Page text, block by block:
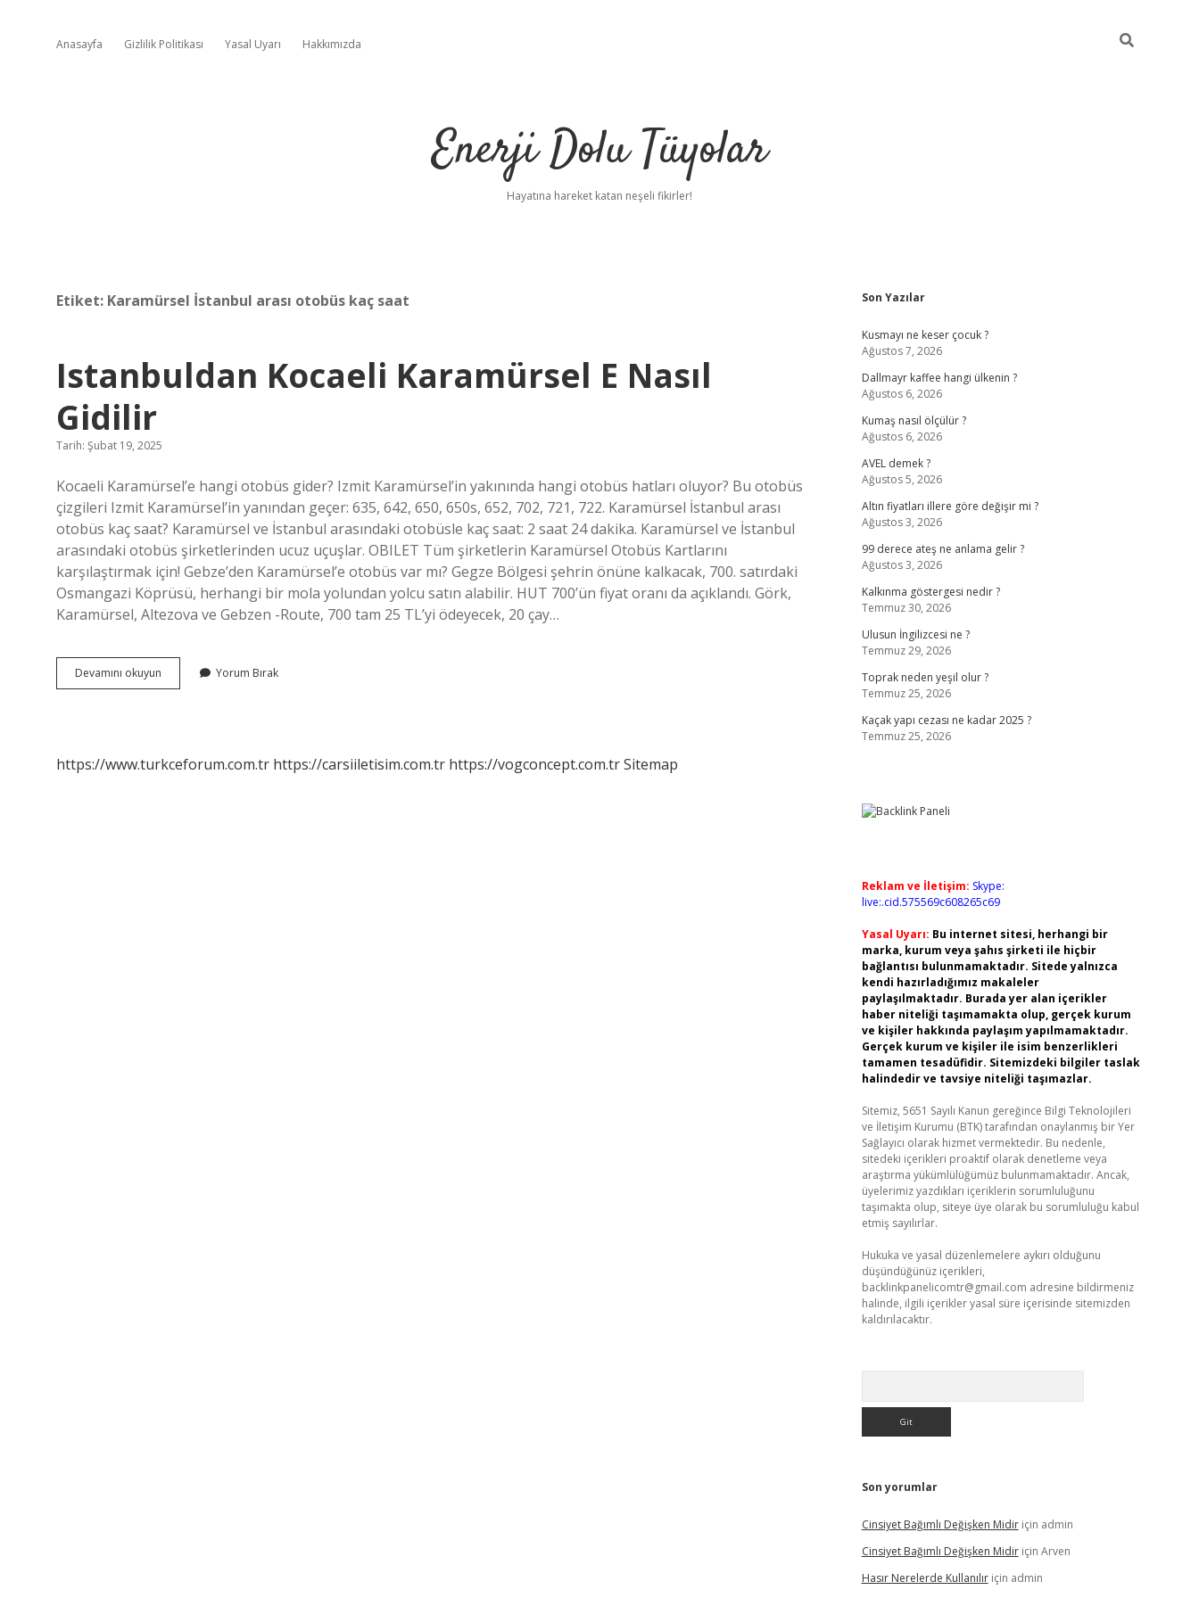
Anasayfa Gizlilik Politikası Yasal Uyarı Hakkımızda
Enerji Dolu Tüyolar
Hayatına hareket katan neşeli fikirler!
Etiket: Karamürsel İstanbul arası otobüs kaç saat
Istanbuldan Kocaeli Karamürsel E Nasıl
Gidilir
Tarih: Şubat 19, 2025
Kocaeli Karamürsel’e hangi otobüs gider? Izmit Karamürsel’in yakınında hangi otobüs hatları oluyor? Bu otobüs
çizgileri Izmit Karamürsel’in yanından geçer: 635, 642, 650, 650s, 652, 702, 721, 722. Karamürsel İstanbul arası
otobüs kaç saat? Karamürsel ve İstanbul arasındaki otobüsle kaç saat: 2 saat 24 dakika. Karamürsel ve İstanbul
arasındaki otobüs şirketlerinden ucuz uçuşlar. OBILET Tüm şirketlerin Karamürsel Otobüs Kartlarını
karşılaştırmak için! Gebze’den Karamürsel’e otobüs var mı? Gegze Bölgesi şehrin önüne kalkacak, 700. satırdaki
Osmangazi Köprüsü, herhangi bir mola yolundan yolcu satın alabilir. HUT 700’ün fiyat oranı da açıklandı. Görk,
Karamürsel, Altezova ve Gebzen -Route, 700 tam 25 TL’yi ödeyecek, 20 çay…
Devamını okuyun Istanbuldan
Kocaeli
Yorum Bırak
https://www.turkceforum.com.tr https://carsiiletisim.com.tr https://vogconcept.com.trSitemap
Sidebar
Son Yazılar
Kusmayı ne keser çocuk ?
Ağustos 7, 2026
Dallmayr kaffee hangi ülkenin ?
Ağustos 6, 2026
Kumaş nasıl ölçülür ?
Ağustos 6, 2026
AVEL demek ?
Ağustos 5, 2026
Altın fiyatları illere göre değişir mi ?
Ağustos 3, 2026
99 derece ateş ne anlama gelir ?
Ağustos 3, 2026
Kalkınma göstergesi nedir ?
Temmuz 30, 2026
Ulusun İngilizcesi ne ?
Temmuz 29, 2026
Toprak neden yeşil olur ?
Temmuz 25, 2026
Kaçak yapı cezası ne kadar 2025 ?
Temmuz 25, 2026
Reklam ve İletişim: Skype:
live:.cid.575569c608265c69
Yasal Uyarı: Bu internet sitesi, herhangi bir
marka, kurum veya şahıs şirketi ile hiçbir
bağlantısı bulunmamaktadır. Sitede yalnızca
kendi hazırladığımız makaleler
paylaşılmaktadır. Burada yer alan içerikler
haber niteliği taşımamakta olup, gerçek kurum
ve kişiler hakkında paylaşım yapılmamaktadır.
Gerçek kurum ve kişiler ile isim benzerlikleri
tamamen tesadüfidir. Sitemizdeki bilgiler taslak
halindedir ve tavsiye niteliği taşımazlar.
Sitemiz, 5651 Sayılı Kanun gereğince Bilgi Teknolojileri
ve İletişim Kurumu (BTK) tarafından onaylanmış bir Yer
Sağlayıcı olarak hizmet vermektedir. Bu nedenle,
sitedeki içerikleri proaktif olarak denetleme veya
araştırma yükümlülüğümüz bulunmamaktadır. Ancak,
üyelerimiz yazdıkları içeriklerin sorumluluğunu
taşımakta olup, siteye üye olarak bu sorumluluğu kabul
etmiş sayılırlar.
Hukuka ve yasal düzenlemelere aykırı olduğunu
düşündüğünüz içerikleri,
backlinkpanelicomtr@gmail.com adresine bildirmeniz
halinde, ilgili içerikler yasal süre içerisinde sitemizden
kaldırılacaktır.
Son yorumlar
Cinsiyet Bağımlı Değişken Midiriçin admin
Cinsiyet Bağımlı Değişken Midiriçin Arven
Hasır Nerelerde Kullanılıriçin admin